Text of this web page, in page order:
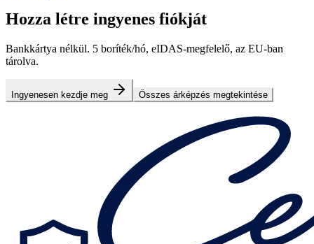
Hozza létre ingyenes fiókját
Bankkártya nélkül. 5 boríték/hó, eIDAS-megfelelő, az EU-ban
tárolva.
Ingyenesen kezdje meg Összes árképzés megtekintése